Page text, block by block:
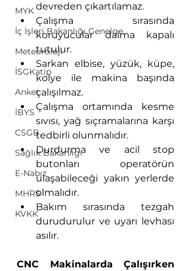
MYK
İç İşleri Bakanlığı Genelge
Meteoroloji
İSGKatip
Anket
İBYS
CSGB
Sağlık Bakanlıgı
E-Nabız
MHRS
KVKK
devreden çıkartılamaz.
Çalışma sırasında
koruyucular daima kapalı
tutulur.
Sarkan elbise, yüzük, küpe,
kolye ile makina başında
çalışılmaz.
Çalışma ortamında kesme
sıvısı, yağ sıçramalarına karşı
tedbirli olunmalıdır.
Durdurma ve acil stop
butonları operatörün
ulaşabileceği yakın yerlerde
olmalıdır.
Bakım sırasında tezgah
durudurulur ve uyarı levhası
asılır.
CNC Makinalarda Çalışırken